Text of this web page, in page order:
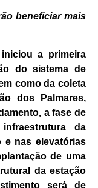
beneficiar mais
a primeira
do sistema de
como da coleta
dos Palmares,
a fase de
da
e nas elevatórias
de uma
da estação
será de